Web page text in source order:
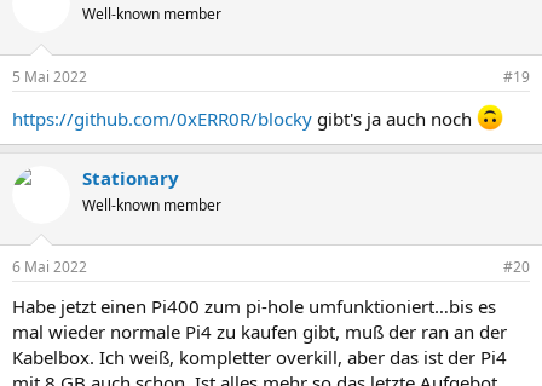
Well-known member
5 Mai 2022 #19
https://github.com/0xERR0R/blocky gibt's ja auch noch
Stationary
Well-known member
6 Mai 2022 #20
Habe jetzt einen Pi400 zum pi-hole umfunktioniert…bis es
mal wieder normale Pi4 zu kaufen gibt, muß der ran an der
Kabelbox. Ich weiß, kompletter overkill, aber das ist der Pi4